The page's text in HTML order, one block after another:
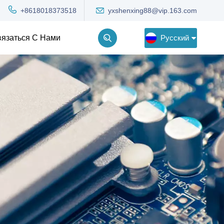
+8618018373518 yxshenxing88@vip.163.com
С Нами Русский
English
Deutsch
Русский
한국어
Türkçe